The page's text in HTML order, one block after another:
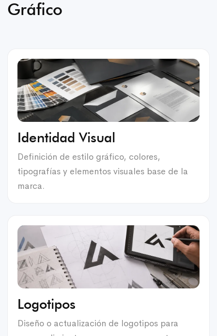
Gráfico
Identidad Visual
Definición de estilo gráfico, colores,
tipografías y elementos visuales base de la
marca.
Logotipos
Diseño o actualización de logotipos para